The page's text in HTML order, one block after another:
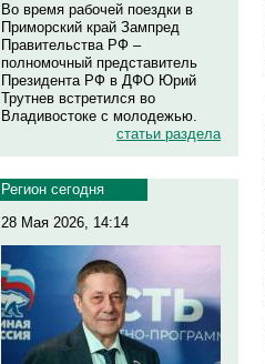
Во время рабочей поездки в
Приморский край Зампред
Правительства РФ –
полномочный представитель
Президента РФ в ДФО Юрий
Трутнев встретился во
Владивостоке с молодежью.
статьи раздела
Регион сегодня
28 Мая 2026, 14:14